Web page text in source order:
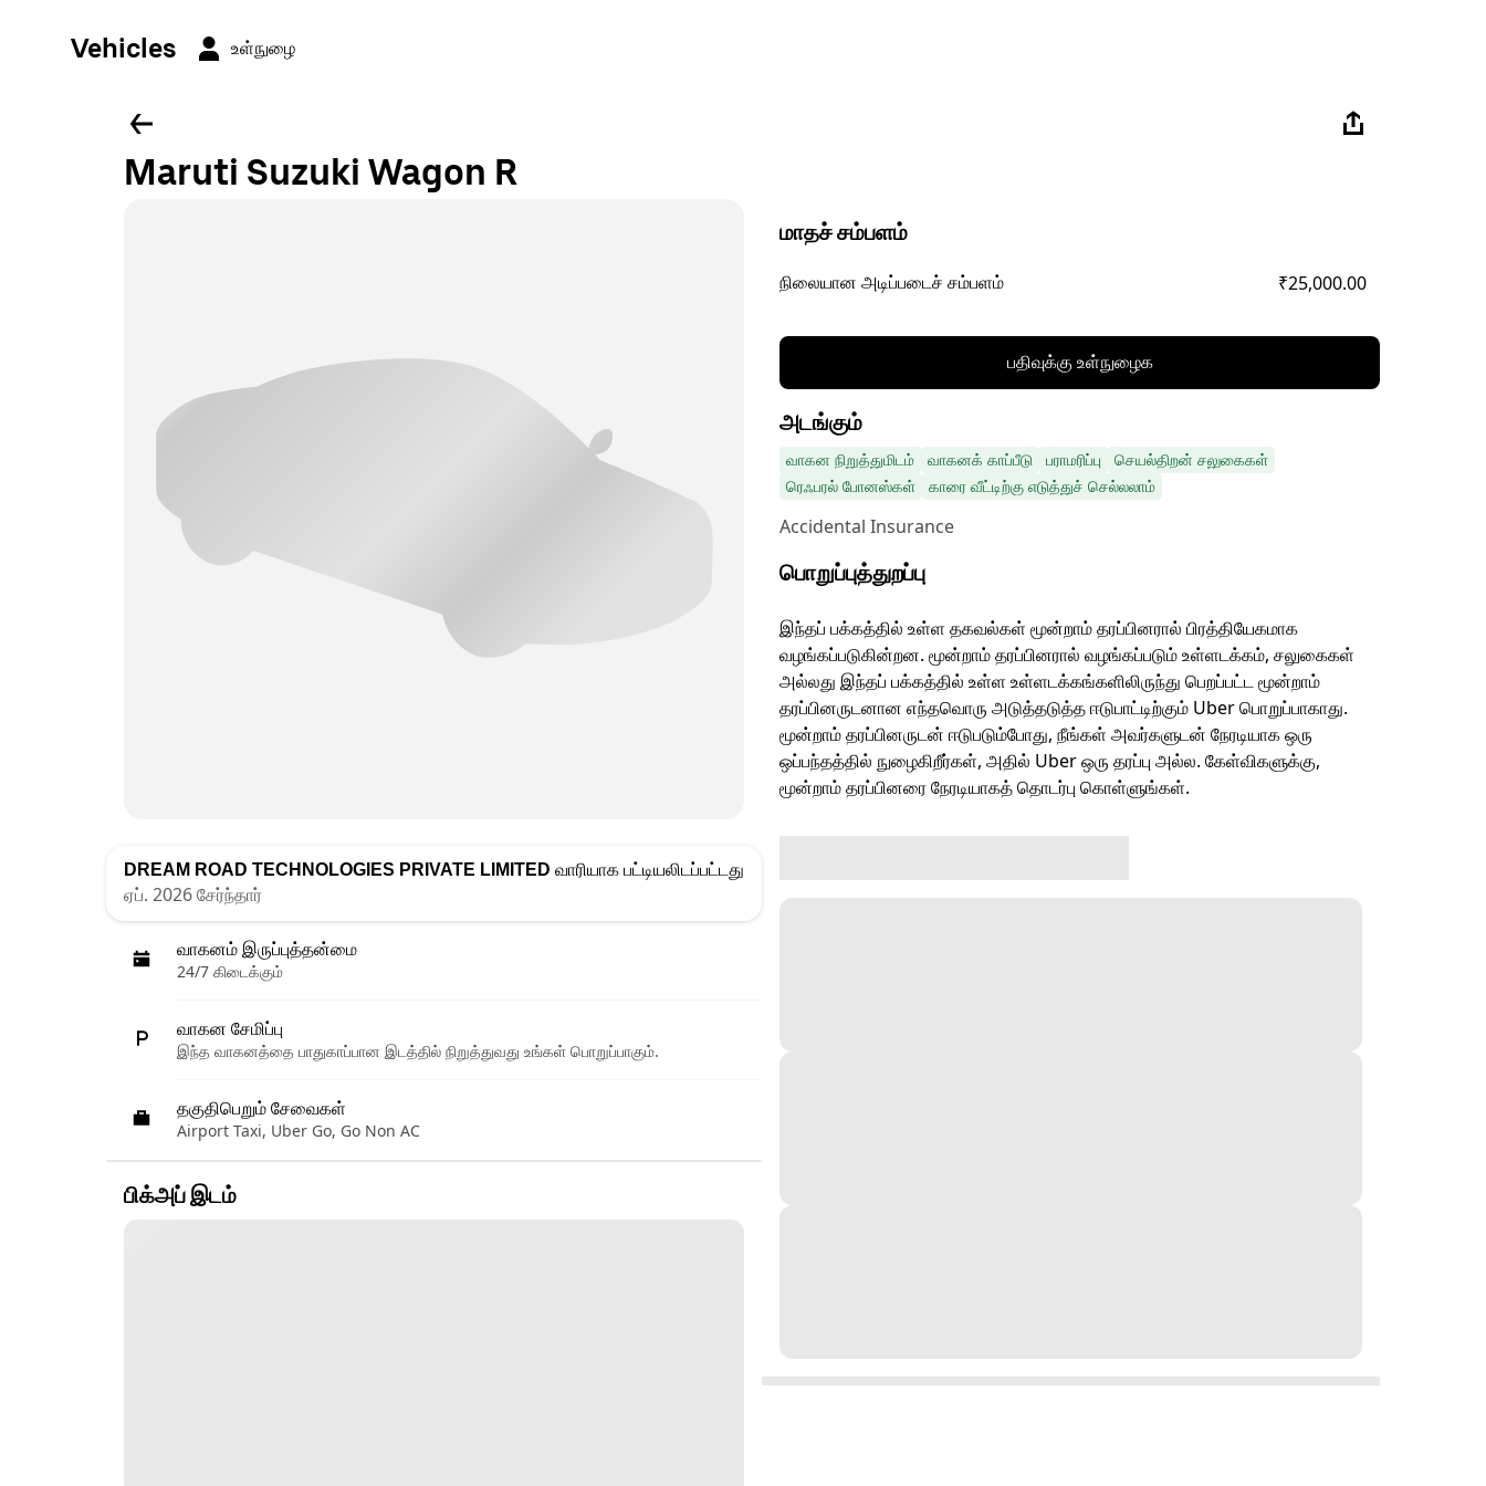
Vehicles உள்நுழை
Maruti Suzuki Wagon R
DREAM ROAD TECHNOLOGIES PRIVATE LIMITED வாரியாக பட்டியலிடப்பட்டது
ஏப். 2026 சேர்ந்தார்
வாகனம் இருப்புத்தன்மை
24/7 கிடைக்கும்
வாகன சேமிப்பு
இந்த வாகனத்தை பாதுகாப்பான இடத்தில் நிறுத்துவது உங்கள் பொறுப்பாகும்.
தகுதிபெறும் சேவைகள்
Airport Taxi, Uber Go, Go Non AC
பிக்அப் இடம்
மாதச் சம்பளம்
நிலையான அடிப்படைச் சம்பளம் ₹25,000.00
பதிவுக்கு உள்நுழைக
அடங்கும்
வாகன நிறுத்துமிடம் வாகனக் காப்பீடு பராமரிப்பு
செயல்திறன் சலுகைகள்
ரெஃபரல் போனஸ்கள்
காரை வீட்டிற்கு எடுத்துச் செல்லலாம்
Accidental Insurance
பொறுப்புத்துறப்பு
இந்தப் பக்கத்தில் உள்ள தகவல்கள் மூன்றாம் தரப்பினரால் பிரத்தியேகமாக
வழங்கப்படுகின்றன. மூன்றாம் தரப்பினரால் வழங்கப்படும் உள்ளடக்கம், சலுகைகள்
அல்லது இந்தப் பக்கத்தில் உள்ள உள்ளடக்கங்களிலிருந்து பெறப்பட்ட மூன்றாம்
தரப்பினருடனான எந்தவொரு அடுத்தடுத்த ஈடுபாட்டிற்கும் Uber பொறுப்பாகாது.
மூன்றாம் தரப்பினருடன் ஈடுபடும்போது, நீங்கள் அவர்களுடன் நேரடியாக ஒரு
ஒப்பந்தத்தில் நுழைகிறீர்கள், அதில் Uber ஒரு தரப்பு அல்ல. கேள்விகளுக்கு,
மூன்றாம் தரப்பினரை நேரடியாகத் தொடர்பு கொள்ளுங்கள்.